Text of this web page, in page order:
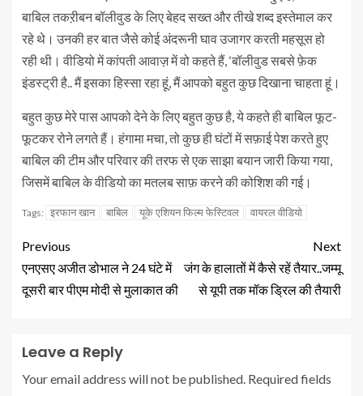
बाबिल तकऱीबन बॉलीवुड के लिए बेहद सख्त और तीखे शब्द इस्तेमाल कर
रहे थे। उनकी हर बात जैसे कोई अंदरूनी घाव उजागर करती महसूस हो
रही थी। वीडियो में कांपती आवाज़ में वो कहते हैं, ‘बॉलीवुड सबसे फ़ेक
इंडस्ट्री है.. मैं इसका हिस्सा रहा हूं, मैं आपको बहुत कुछ दिखाना चाहता हूं।
बहुत कुछ मेरे पास आपको देने के लिए बहुत कुछ है, ये कहते ही बाबिल फूट-
फूटकर रोने लगते हैं। हंगामा मचा, तो कुछ ही घंटों में सफ़ाई पेश करते हुए
बाबिल की टीम और परिवार की तरफ से एक साझा बयान जारी किया गया,
जिसमें बाबिल के वीडियो का मतलब साफ़ करने की कोशिश की गई।
Tags: इरफान खान बाबिल यूके एशियन फिल्म फेस्टिवल वायरल वीडियो
Previous
एनएसए अजीत डोभाल ने 24 घंटे में
दूसरी बार पीएम मोदी से मुलाकात की
Next
जंग के हालातों में कैसे रहें तैयार..जम्मू
से यूपी तक मॉक ड्रिल की तैयारी
Leave a Reply
Your email address will not be published. Required fields